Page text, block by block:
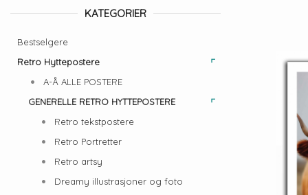
KATEGORIER
Bestselgere
Retro Hyttepostere
A-Å ALLE POSTERE
GENERELLE RETRO HYTTEPOSTERE
Retro tekstpostere
Retro Portretter
Retro artsy
Dreamy illustrasjoner og foto